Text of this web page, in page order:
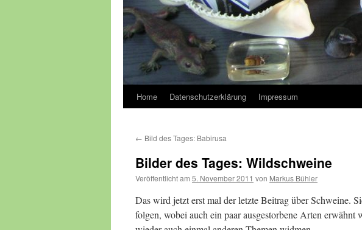
Home Datenschutzerklärung Impressum
← Bild des Tages: Babirusa
Bilder des Tages: Wildschweine
Veröffentlicht am 5. November 2011 von Markus Bühler
Das wird jetzt erst mal der letzte Beitrag über Schweine.
folgen, wobei auch ein paar ausgestorbene Arten erwähnt